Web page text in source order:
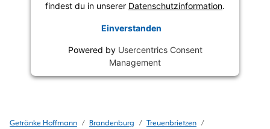
findest du in unserer Datenschutzinformation.
Einverstanden
Powered by Usercentrics Consent
Management
Getränke Hoffmann / Brandenburg / Treuenbrietzen /